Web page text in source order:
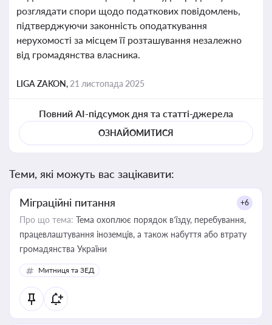
розглядати спори щодо податкових повідомлень,
підтверджуючи законність оподаткування
нерухомості за місцем її розташування незалежно
від громадянства власника.
LIGA ZAKON, 21 листопада 2025
Повний AI-підсумок дня та статті-джерела
ОЗНАЙОМИТИСЯ
Теми, які можуть вас зацікавити:
Міграційні питання +6
Про що тема: Тема охоплює порядок в’їзду, перебування,
працевлаштування іноземців, а також набуття або втрату
громадянства України
Митниця та ЗЕД